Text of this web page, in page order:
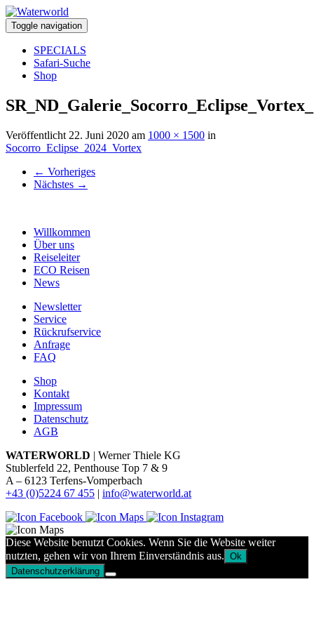
Toggle navigation
SPECIALS
Safari-Suche
Shop
Veröffentlicht 22. Juni 2020 am 1000 × 1500 in
Socorro_Eclipse_2024_Vortex
← Vorheriges
Nächstes →
Willkommen
Über uns
Reiseleiter
ECO Reisen
News
Newsletter
Service
Rückrufservice
Anfrage
FAQ
Shop
Kontakt
Impressum
Datenschutz
AGB
WATERWORLD | Werner Thiele KG
Stublerfeld 22, Penthouse Top 7 & 9
A – 6123 Terfens-Vomperbach
+43 (0)5224 67 455 | info@waterworld.at
Diese Website benutzt Cookies. Wenn Sie die Website weiter
nutzten, gehen wir von Ihrem Einverständnis aus. Ok
Datenschutzerklärung